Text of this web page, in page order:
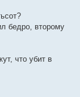
бедро, второму
что убит в